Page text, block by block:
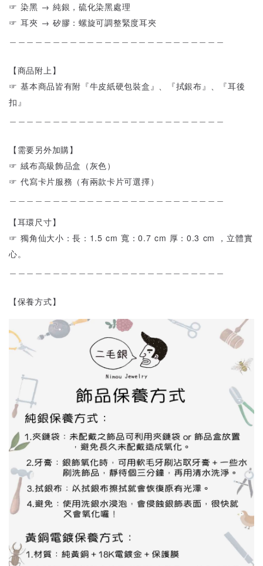
☞ 染黑 → 純銀，硫化染黑處理
☞ 耳夾 → 矽膠：螺旋可調整緊度耳夾
【商品附上】
☞ 基本商品皆有附『牛皮紙硬包裝盒』、『拭銀布』、『耳後
扣』
【需要另外加購】
☞ 絨布高級飾品盒（灰色）
☞ 代寫卡片服務（有兩款卡片可選擇）
【耳環尺寸】
☞ 獨角仙大小：長：1.5 cm 寬：0.7 cm 厚：0.3 cm ，立體實
心。
【保養方式】